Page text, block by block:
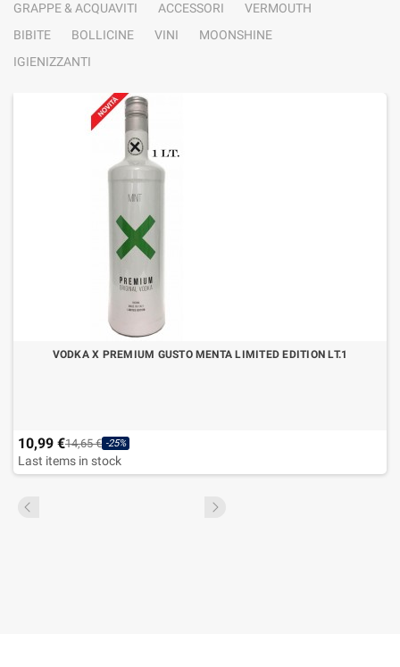
GRAPPE & ACQUAVITI
ACCESSORI
VERMOUTH
BIBITE
BOLLICINE VINI
MOONSHINE
IGIENIZZANTI
VODKA X PREMIUM GUSTO MENTA LIMITED EDITION LT.1
10,99 €14,65 € -25%
Last items in stock